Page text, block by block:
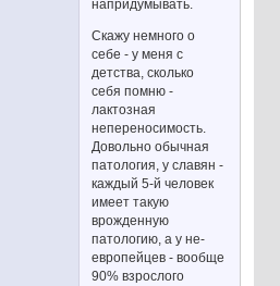
напридумывать.
Скажу немного о
себе - у меня с
детства, сколько
себя помню -
лактозная
непереносимость.
Довольно обычная
патология, у славян -
каждый 5-й человек
имеет такую
врожденную
патологию, а у не-
европейцев - вообще
90% взрослого